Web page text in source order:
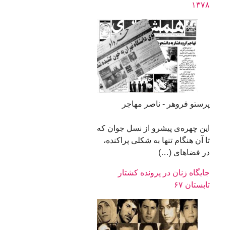
۱۳۷۸
پرستو فروهر - ناصر مهاجر
این چهره‌‌ی پیشرو از نسل جوان که
تا آن هنگام تنها به شکلی پراکنده،
در فضاهای (…)
جایگاه زنان در پرونده کشتار
تابستان ۶۷